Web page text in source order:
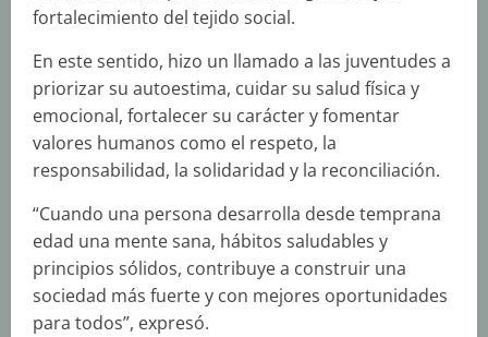
fortalecimiento del tejido social.
En este sentido, hizo un llamado a las juventudes a
priorizar su autoestima, cuidar su salud física y
emocional, fortalecer su carácter y fomentar
valores humanos como el respeto, la
responsabilidad, la solidaridad y la reconciliación.
“Cuando una persona desarrolla desde temprana
edad una mente sana, hábitos saludables y
principios sólidos, contribuye a construir una
sociedad más fuerte y con mejores oportunidades
para todos”, expresó.